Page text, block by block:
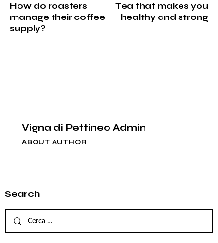
How do roasters
manage their coffee
supply?
Tea that makes you
healthy and strong
Vigna di Pettineo Admin
ABOUT AUTHOR
Search